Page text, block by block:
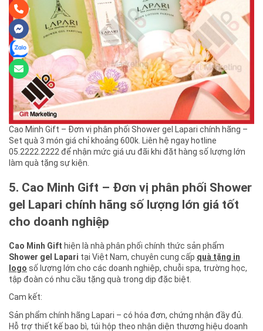
Cao Minh Gift – Đơn vị phân phối Shower gel Lapari chính hãng –
Set quà 3 món giá chỉ khoảng 600k. Liên hệ ngay hotline
05.2222.2222 để nhận mức giá ưu đãi khi đặt hàng số lượng lớn
làm quà tặng sự kiện.
5. Cao Minh Gift – Đơn vị phân phối Shower
gel Lapari chính hãng số lượng lớn giá tốt
cho doanh nghiệp
Cao Minh Gift hiện là nhà phân phối chính thức sản phẩm
Shower gel Lapari tại Việt Nam, chuyên cung cấp quà tặng in
logo số lượng lớn cho các doanh nghiệp, chuỗi spa, trường học,
tập đoàn có nhu cầu tặng quà trong dịp đặc biệt.
Cam kết:
Sản phẩm chính hãng Lapari – có hóa đơn, chứng nhận đầy đủ.
Hỗ trợ thiết kế bao bì, túi hộp theo nhận diện thương hiệu doanh